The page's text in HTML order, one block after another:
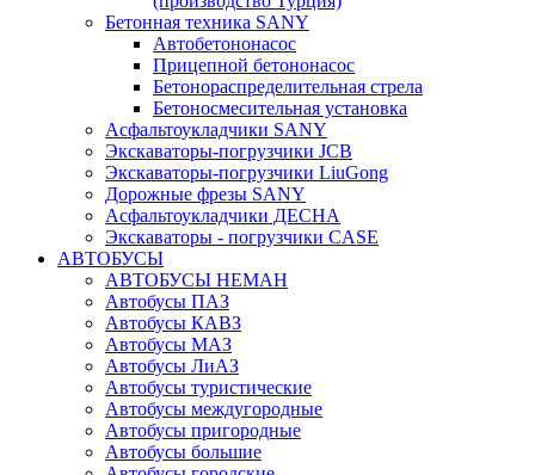
Бетонная техника SANY
Автобетононасос
Прицепной бетононасос
Бетонораспределительная стрела
Бетоносмесительная установка
Асфальтоукладчики SANY
Экскаваторы-погрузчики JCB
Экскаваторы-погрузчики LiuGong
Дорожные фрезы SANY
Асфальтоукладчики ДЕСНА
Экскаваторы - погрузчики CASE
АВТОБУСЫ
АВТОБУСЫ НЕМАН
Автобусы ПАЗ
Автобусы КАВЗ
Автобусы МАЗ
Автобусы ЛиАЗ
Автобусы туристические
Автобусы междугородные
Автобусы пригородные
Автобусы большие